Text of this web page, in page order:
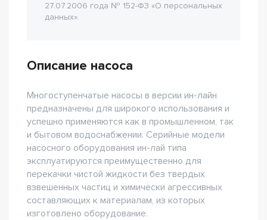
27.07.2006 года № 152-Ф3 «О персональных
данных».
Описание насоса
Многоступенчатые насосы в версии ин-лайн
предназначены для широкого использования и
успешно применяются как в промышленном, так
и бытовом водоснабжении. Серийные модели
насосного оборудования ин-лай типа
эксплуатируются преимущественно для
перекачки чистой жидкости без твердых
взвешенных частиц и химически агрессивных
составляющих к материалам, из которых
изготовлено оборудование.